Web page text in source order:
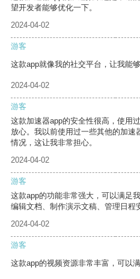
望开发者能够优化一下。
2024-04-02
游客
这款app就像我的社交平台，让我能
2024-04-02
游客
这款加速器app的安全性很高，使用
放心。我以前使用过一些其他的加速
情况，这让我非常担心。
2024-04-02
游客
这款app的功能非常强大，可以满足
编辑文档、制作演示文稿、管理日程
2024-04-02
游客
这款app的视频资源非常丰富，可以